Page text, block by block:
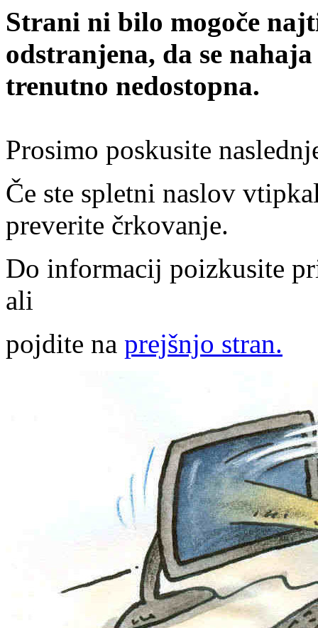
Strani ni bilo mogoče
odstranjena, da se
trenutno nedostopna.
Prosimo poskusite
Če ste spletni naslov
preverite črkovanje.
Do informacij poizkusite
ali
pojdite na prejšnjo stran.